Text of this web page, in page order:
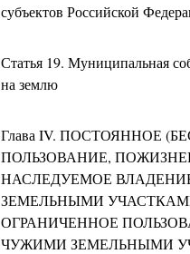
субъектов Российской
Статья 19. Муниципальная
на землю
Глава IV. ПОСТОЯННОЕ
ПОЛЬЗОВАНИЕ,
НАСЛЕДУЕМОЕ
ЗЕМЕЛЬНЫМИ
ОГРАНИЧЕННОЕ
ЧУЖИМИ ЗЕМЕЛЬНЫМИ